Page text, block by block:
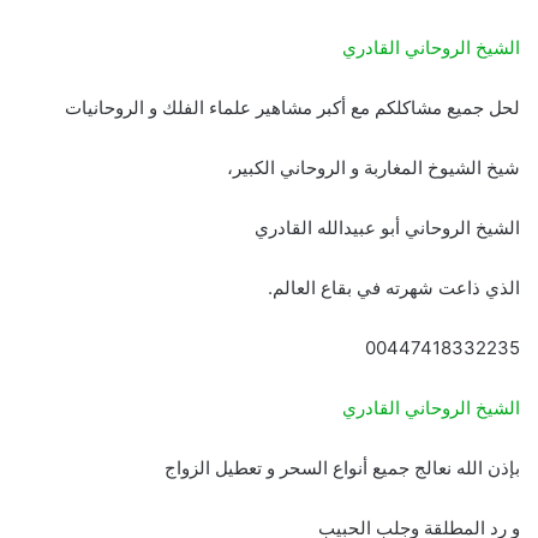
الشيخ الروحاني القادري
لحل جميع مشاكلكم مع أكبر مشاهير علماء الفلك و الروحانيات
شيخ الشيوخ المغاربة و الروحاني الكبير،
الشيخ الروحاني أبو عبيدالله القادري
الذي ذاعت شهرته في بقاع العالم.
00447418332235
الشيخ الروحاني القادري
بإذن الله نعالج جميع أنواع السحر و تعطيل الزواج
و رد المطلقة وجلب الحبيب